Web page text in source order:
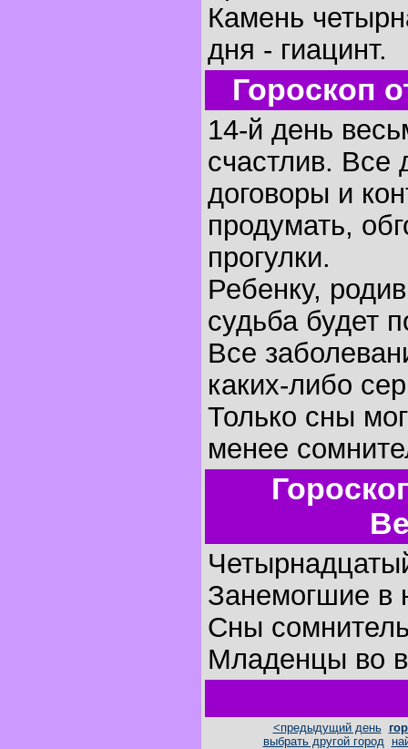
Камень
дня - гиацинт.
Гороскоп
14-й день
счастлив. Все
договоры и
продумать,
прогулки.
Ребенку,
судьба будет
Все
каких-либо
Только сны
менее
Занемогшие в
Сны
Младенцы во
<предыдущий день
выбрать другой город